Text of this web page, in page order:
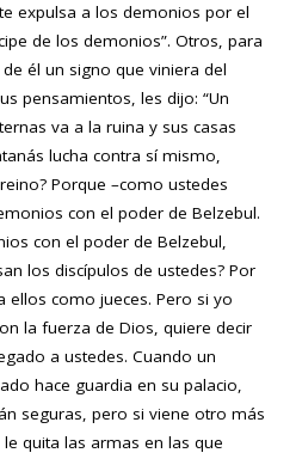
expulsa a los demonios por el
de los demonios”. Otros, para
él un signo que viniera del
pensamientos, les dijo: “Un
va a la ruina y sus casas
lucha contra sí mismo,
Porque –como ustedes
con el poder de Belzebul.
con el poder de Belzebul,
los discípulos de ustedes? Por
ellos como jueces. Pero si yo
la fuerza de Dios, quiere decir
a ustedes. Cuando un
hace guardia en su palacio,
seguras, pero si viene otro más
quita las armas en las que